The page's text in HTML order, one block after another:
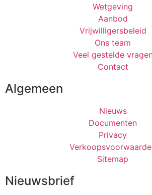
Wetgeving
Aanbod
Vrijwilligersbeleid
Ons team
Veel gestelde
Contact
Algemeen
Nieuws
Documenten
Privacy
Sitemap
Nieuwsbrief